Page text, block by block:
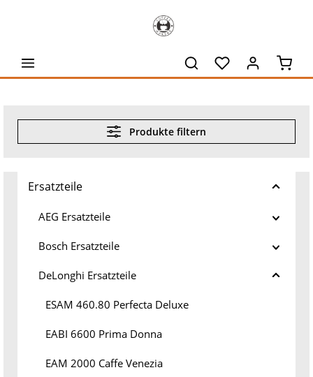
Produkte filtern
Ersatzteile
AEG Ersatzteile
Bosch Ersatzteile
DeLonghi Ersatzteile
ESAM 460.80 Perfecta Deluxe
EABI 6600 Prima Donna
EAM 2000 Caffe Venezia